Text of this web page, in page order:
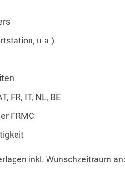
u.a.)
FR, IT, NL, BE
FRMC
inkl. Wunschzeitraum an: